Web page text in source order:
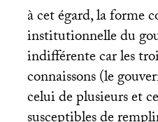
à cet égard, la forme
institutionnelle du
indifférente car les
connaissons (le
celui de plusieurs et